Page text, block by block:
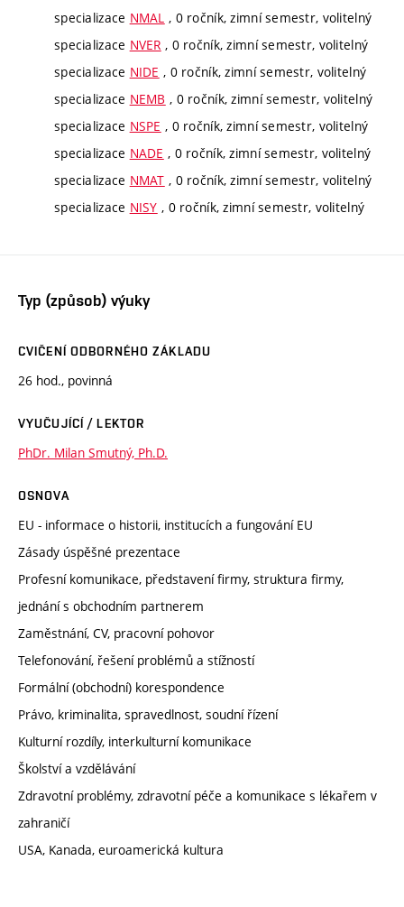
specializace NMAL , 0 ročník, zimní semestr, volitelný
specializace NVER , 0 ročník, zimní semestr, volitelný
specializace NIDE , 0 ročník, zimní semestr, volitelný
specializace NEMB , 0 ročník, zimní semestr, volitelný
specializace NSPE , 0 ročník, zimní semestr, volitelný
specializace NADE , 0 ročník, zimní semestr, volitelný
specializace NMAT , 0 ročník, zimní semestr, volitelný
specializace NISY , 0 ročník, zimní semestr, volitelný
Typ (způsob) výuky
CVIČENÍ ODBORNÉHO ZÁKLADU
26 hod., povinná
VYUČUJÍCÍ / LEKTOR
PhDr. Milan Smutný, Ph.D.
OSNOVA
EU - informace o historii, institucích a fungování EU
Zásady úspěšné prezentace
Profesní komunikace, představení firmy, struktura firmy,
jednání s obchodním partnerem
Zaměstnání, CV, pracovní pohovor
Telefonování, řešení problémů a stížností
Formální (obchodní) korespondence
Právo, kriminalita, spravedlnost, soudní řízení
Kulturní rozdíly, interkulturní komunikace
Školství a vzdělávání
Zdravotní problémy, zdravotní péče a komunikace s lékařem v
zahraničí
USA, Kanada, euroamerická kultura